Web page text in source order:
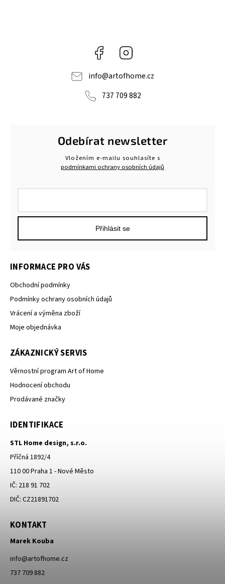
Facebook
info@artofhome.cz
737 709 882
Odebírat newsletter
Vložením e-mailu souhlasíte s
podmínkami ochrany osobních údajů
Přihlásit se
INFORMACE PRO VÁS
Obchodní podmínky
Podmínky ochrany osobních údajů
Vrácení a výměna zboží
Moje objednávka
ZÁKAZNICKÝ SERVIS
Věrnostní program Art of Home
Hodnocení obchodu
Prodávané značky
IDENTIFIKACE
STL Home design, s.r.o.
Příčná 1892/4
110 00 Praha 1 - Nové Město
IČ: 218 91 702
DIČ: CZ21891702
KONTAKT
Marek Kouba
info@artofhome.cz
737 709 882